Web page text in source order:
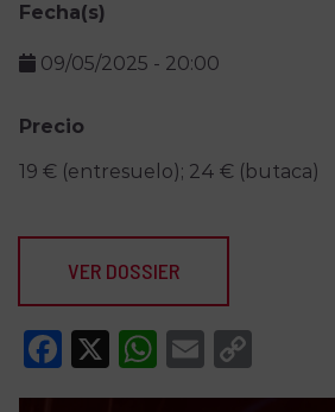
Fecha(s)
09/05/2025 - 20:00
Precio
19 € (entresuelo); 24 € (butaca)
VER DOSSIER
Facebook
X WhatsApp
Email
Link